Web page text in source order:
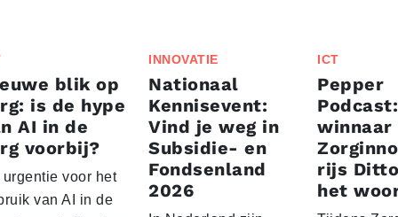
blik op
is de hype
AI in de
voorbij?
urgentie voor het
van AI in de
INNOVATIE
Nationaal
Kennisevent:
Vind je weg in
Subsidie- en
Fondsenland
2026
ICT
Pepper
Podcast:
winnaar
rijs
het